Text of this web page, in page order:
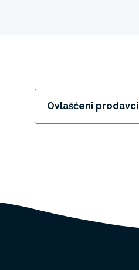
Ovlašćeni prodavci